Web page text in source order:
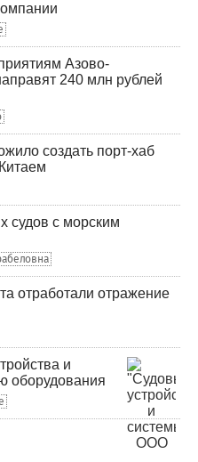
Азово-
240 млн рублей
создать порт-хаб
судов с морским
отработали отражение
и
оборудования